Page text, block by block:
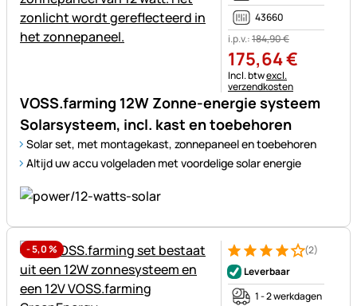
VOSS.farming 12W Zonne-energie systeem
Solarsysteem, incl. kast en toebehoren
Solar set, met montagekast, zonnepaneel en toebehoren
Altijd uw accu volgeladen met voordelige solar energie
43660
i.p.v.:184,90€
175,64€
Belastinginformatie:
Incl. btwexcl.
verzendkosten
-5,0% Beoordeling: 4 van 5 (2
2 Bewertungen
(2)
Leverbaar
1 - 2 werkdagen